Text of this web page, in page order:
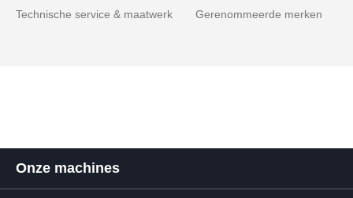
Technische service & maatwerk Gerenommeerde merken
Onze machines